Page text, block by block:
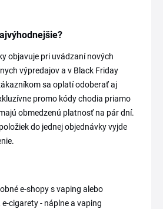
objavuje pri uvádzaní nových
výpredajov a v Black Friday
sa oplatí odoberať aj
promo kódy chodia priamo
obmedzenú platnosť na pár dní.
do jednej objednávky vyjde
e-shopy s vaping alebo
cigarety - náplne a vaping